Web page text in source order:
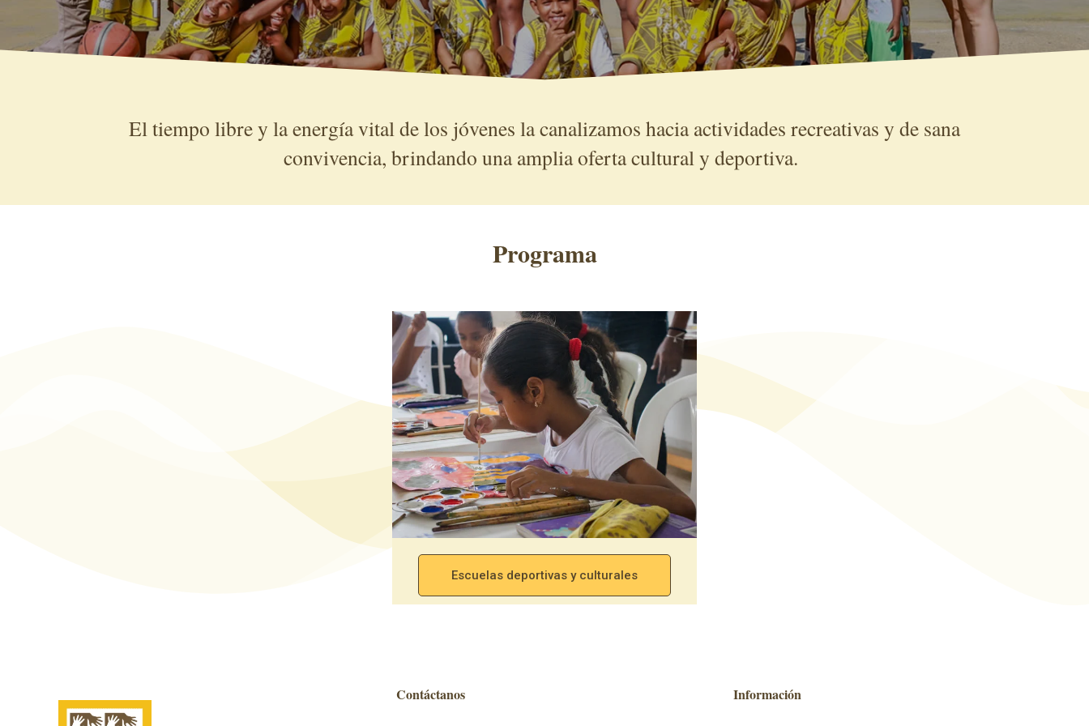
El tiempo libre y la energía vital de los jóvenes la canalizamos hacia actividades recreativas y de sana
convivencia, brindando una amplia oferta cultural y deportiva.
Programa
Escuelas deportivas y culturales
Contáctanos Información